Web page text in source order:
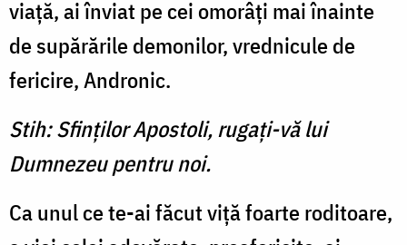
viaţă, ai înviat pe cei omorâţi mai înainte
de supărările demonilor, vrednicule de
fericire, Andronic.
Stih: Sfinţilor Apostoli, rugaţi-vă lui
Dumnezeu pentru noi.
Ca unul ce te-ai făcut viţă foarte roditoare,